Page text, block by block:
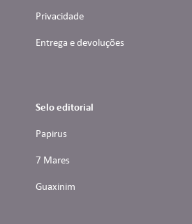
Privacidade
Entrega e devoluções
Selo editorial
Papirus
7 Mares
Guaxinim